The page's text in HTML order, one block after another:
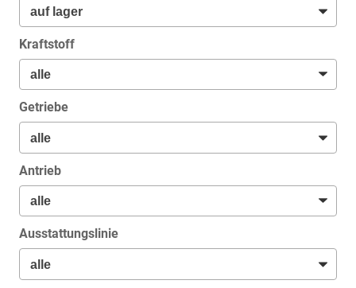
Kraftstoff
Getriebe
Antrieb
Ausstattungslinie